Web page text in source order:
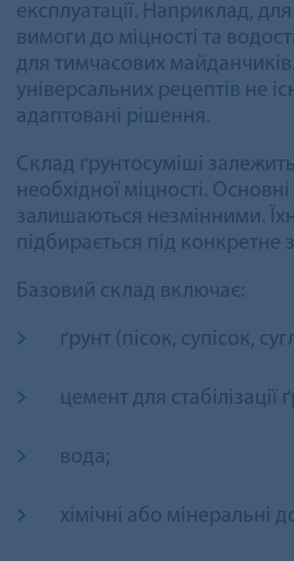
експлуатації. Наприклад,
вимоги до міцності та
для тимчасових
універсальних рецептів не
адаптовані рішення.
Склад ґрунтосуміші
необхідної міцності.
залишаються незмінними.
підбирається під конкретне
Базовий склад включає:
ґрунт (пісок, супісок,
цемент для стабілізації
вода;
хімічні або мінеральні